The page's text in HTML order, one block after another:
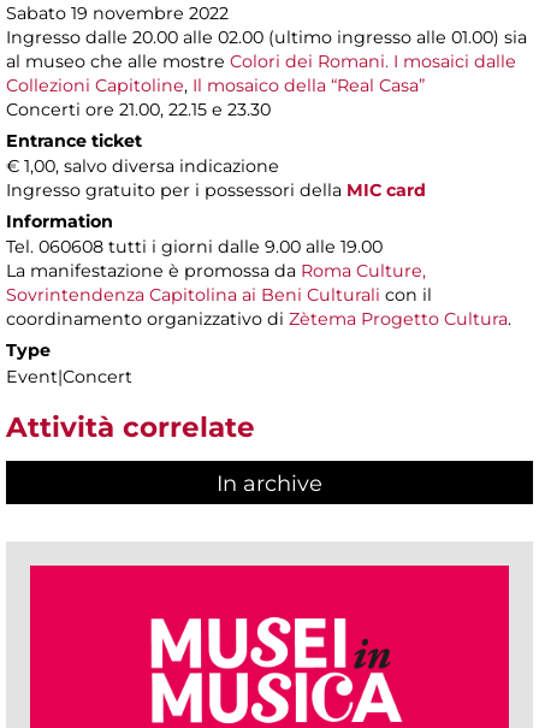
Sabato 19 novembre 2022
Ingresso dalle 20.00 alle 02.00 (ultimo ingresso alle 01.00) sia
al museo che alle mostre Colori dei Romani. I mosaici dalle
Collezioni Capitoline, Il mosaico della “Real Casa”
Concerti ore 21.00, 22.15 e 23.30
Entrance ticket
€ 1,00, salvo diversa indicazione
Ingresso gratuito per i possessori della MIC card
Information
Tel. 060608 tutti i giorni dalle 9.00 alle 19.00
La manifestazione è promossa da Roma Culture,
Sovrintendenza Capitolina ai Beni Culturali con il
coordinamento organizzativo di Zètema Progetto Cultura.
Type
Event|Concert
Attività correlate
In archive